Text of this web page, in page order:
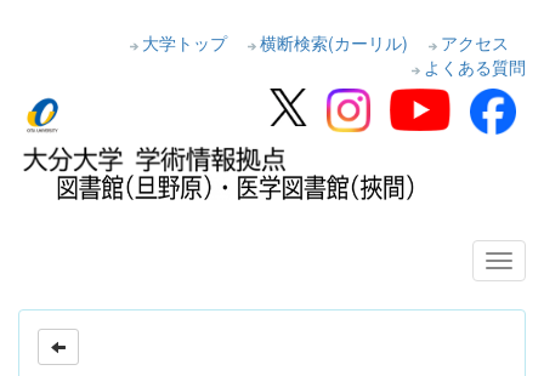
大学トップ 横断検索(カーリル)
アクセス
よくある質問